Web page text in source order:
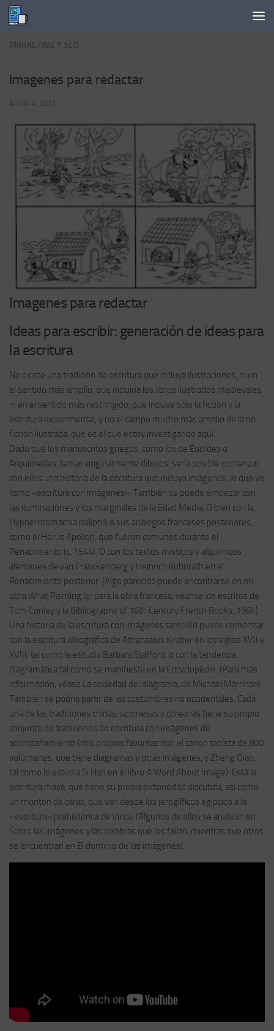
Saltar al contenido
MARKETING Y SEO
Imagenes para redactar
ABRIL 4, 2021
Imagenes para redactar
Ideas para escribir: generación de ideas para
la escritura
No existe una tradición de escritura que incluya ilustraciones, ni en
el sentido más amplio, que incluiría los libros ilustrados medievales,
ni en el sentido más restringido, que incluye sólo la ficción y la
escritura experimental, y no el campo mucho más amplio de la no
ficción ilustrada, que es el que estoy investigando aquí.
Dado que los manuscritos griegos, como los de Euclides o
Arquímedes, tenían originalmente dibujos, sería posible comenzar
con ellos una historia de la escritura que incluya imágenes, lo que yo
llamo «escritura con imágenes». También se puede empezar con
las iluminaciones y los marginales de la Edad Media. O bien con la
Hypnerotomachia poliphili o sus análogos franceses posteriores,
como el Horus Apollon, que fueron comunes durante el
Renacimiento (c. 1544). O con los textos místicos y alquímicos
alemanes de van Franckenberg y Heinrich Kuhnrath en el
Renacimiento posterior. (Algo parecido puede encontrarse en mi
obra What Painting Is; para la obra francesa, véanse los escritos de
Tom Conley y la Bibliography of 16th Century French Books, 1964).
Una historia de la escritura con imágenes también puede comenzar
con la escritura ideográfica de Athanasius Kircher en los siglos XVII y
XVIII, tal como la estudia Barbara Stafford, o con la tendencia
diagramática tal como se manifiesta en la Encyclopédie. (Para más
información, véase La sociedad del diagrama, de Michael Marrinan).
También se podría partir de las costumbres no occidentales. Cada
una de las tradiciones chinas, japonesas y coreanas tiene su propio
conjunto de tradiciones de escritura con imágenes de
acompañamiento (mis propias favoritas son el canon taoísta de 800
volúmenes, que tiene diagramas y otras imágenes, y Zheng Qiao,
tal como lo estudia Si Han en el libro A Word About Image). Está la
escritura maya, que tiene su propia pictoricidad discutida, así como
un montón de otras, que van desde los jeroglíficos egipcios a la
«escritura» prehistórica de Vinca. (Algunos de ellos se analizan en
Sobre las imágenes y las palabras que les fallan, mientras que otros
se encuentran en El dominio de las imágenes).